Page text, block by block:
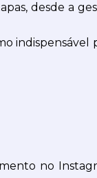
desde a
indispensável
no